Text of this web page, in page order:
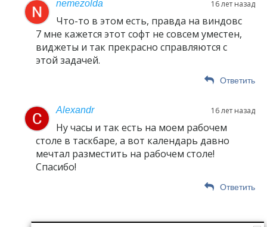
nemezolda 16 лет назад
Что-то в этом есть, правда на виндовс
7 мне кажется этот софт не совсем уместен,
виджеты и так прекрасно справляются с
этой задачей.
Ответить
Alexandr 16 лет назад
Ну часы и так есть на моем рабочем
столе в таскбаре, а вот календарь давно
мечтал разместить на рабочем столе!
Спасибо!
Ответить